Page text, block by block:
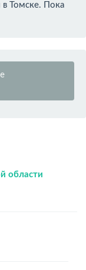
в Томске. Пока
области